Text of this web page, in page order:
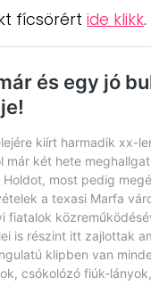
fícsörért ide klikk.